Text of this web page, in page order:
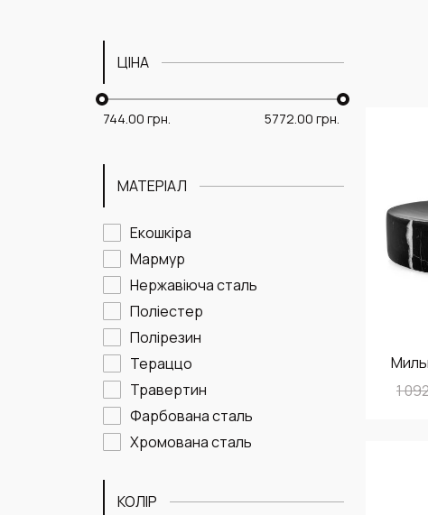
ЦІНА
744.00 грн. 5772.00 грн.
МАТЕРІАЛ
Екошкіра
Мармур
Нержавіюча сталь
Поліестер
Полірезин
Тераццо
Травертин
Фарбована сталь
Хромована сталь
КОЛІР
1